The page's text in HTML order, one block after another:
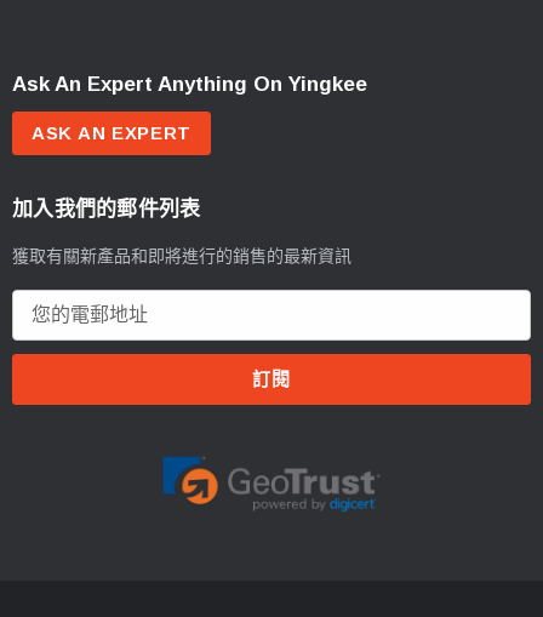
Ask An Expert Anything On Yingkee
ASK AN EXPERT
加入我們的郵件列表
獲取有關新產品和即將進行的銷售的最新資訊
郵